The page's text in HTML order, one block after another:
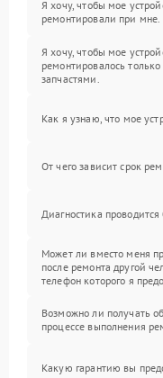
Я хочу, чтобы мое
ремонтировали при мне.
Я хочу, чтобы мое
ремонтировалось
запчастями.
Как я узнаю, что мое
От чего зависит срок
Диагностика проводится
Может ли вместо меня
после ремонта другой
телефон которого я
Возможно ли получать
процессе выполнения
Какую гарантию вы